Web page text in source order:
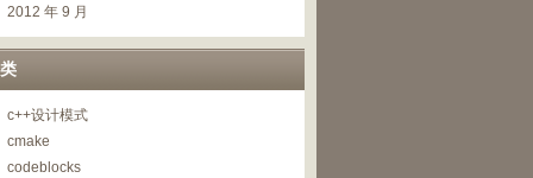
2012 年 9 月
c++设计模式
cmake
codeblocks